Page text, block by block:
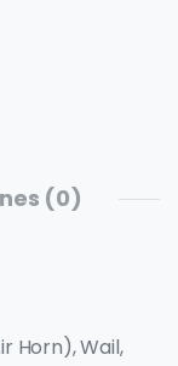
(0)
Horn), Wail,